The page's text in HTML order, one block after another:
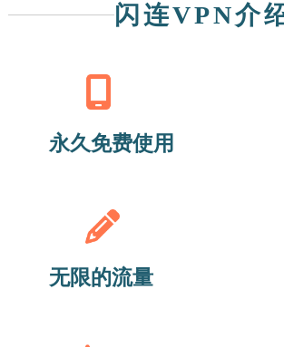
闪连VPN介
永久免费使用
无限的流量